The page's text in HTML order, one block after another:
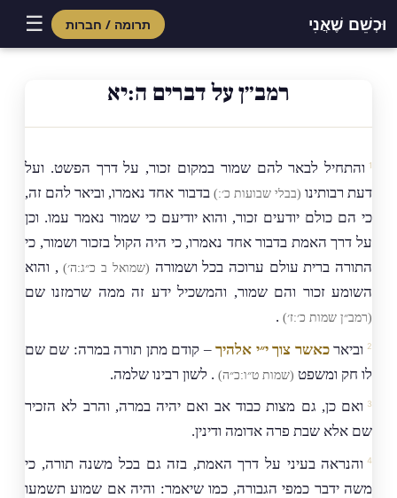
וּכְשֵׁם שֶׁאֲנִי תרומה / חברות ☰
רמב״ן על דברים ה:יא
והתחיל לבאר להם שמור במקום זכור, על דרך הפשט. ועל
דעת רבותינו (בבלי שבועות כ׳:) בדבור אחד נאמרו, וביאר להם זה,
כי הם כולם יודעים זכור, והוא יודיעם כי שמור נאמר עמו. וכן
על דרך האמת בדבור אחד נאמרו, כי היה הקול בזכור ושמור, כי
התורה ברית עולם ערוכה בכל ושמורה (שמואל ב כ״ג:ה׳), והוא
השומע זכור והם שמור, והמשכיל ידע זה ממה שרמזנו שם
(רמב״ן שמות כ׳:ז׳) .
וביארכאשר צוך י״י אלהיך– קודם מתן תורה במרה: שם שם
לו חק ומשפט (שמות ט״ו:כ״ה) . לשון רבינו שלמה.
ואם כן, גם מצות כבוד אב ואם יהיה במרה, והרב לא הזכיר
שם אלא שבת פרה אדומה ודינין.
והנראה בעיני על דרך האמת, בזה גם בכל משנה תורה, כי
משה ידבר כמפי הגבורה, כמו שיאמר: והיה אם שמוע תשמעו